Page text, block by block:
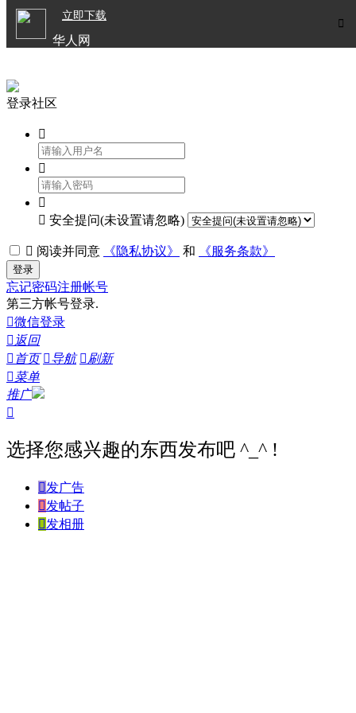

立即下载
华人网
登录社区



 安全提问(未设置请忽略)
 阅读并同意 《隐私协议》 和 《服务条款》
登录
忘记密码注册帐号
第三方帐号登录.
微信登录
 返回
 首页 导航 刷新
菜单
推广

选择您感兴趣的东西发布吧 ^_^ !
发广告
发帖子
发相册